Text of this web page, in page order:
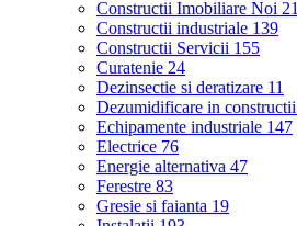
Constructii Imobiliare Noi 21
Constructii industriale 139
Constructii Servicii 155
Curatenie 24
Dezinsectie si deratizare 11
Dezumidificare in constructii
Echipamente industriale 147
Electrice 76
Energie alternativa 47
Ferestre 83
Gresie si faianta 19